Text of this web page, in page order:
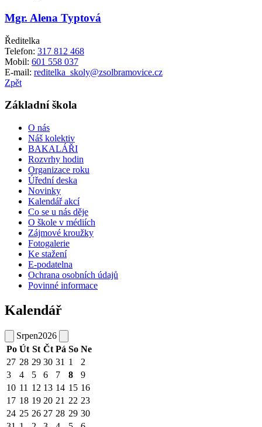
Mgr. Alena Typtová
Ředitelka
Telefon: 317 812 468
Mobil: 601 558 037
E-mail: reditelka_skoly@zsolbramovice.cz
Zpět
Základní škola
O nás
Náš kolektiv
BAKALÁŘI
Rozvrhy hodin
Organizace roku
Úřední deska
Novinky
Kalendář akcí
Co se u nás děje
O škole v médiích
Zájmové kroužky
Fotogalerie
Ke stažení
E-podatelna
Ochrana osobních údajů
Povinné informace
Kalendář
Srpen2026
Po Út St Čt Pá So Ne
27 28 29 30 31 1
2
3
4 5 6 7 8
9
10 11 12 13 14 15 16
17 18 19 20 21 22 23
24 25 26 27 28 29 30